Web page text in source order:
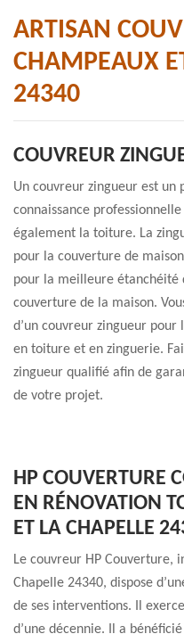
ARTISAN
CHAMPEAUX
24340
COUVREUR
Un couvreur zingueur est un
connaissance
également la toiture. La
pour la couverture de
pour la meilleure
couverture de la maison.
d’un couvreur zingueur
en toiture et en zinguerie.
zingueur qualifié afin de
de votre projet.
HP COUVERTURE
EN RÉNOVATION
ET LA CHAPELLE
Le couvreur HP Couverture,
Chapelle 24340, dispose
de ses interventions. Il
d’une décennie. Il a